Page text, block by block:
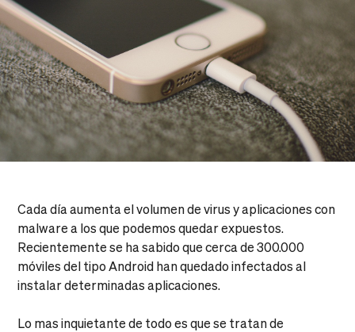
Cada día aumenta el volumen de virus y aplicaciones con
malware a los que podemos quedar expuestos.
Recientemente se ha sabido que cerca de 300.000
móviles del tipo Android han quedado infectados al
instalar determinadas aplicaciones.
Lo mas inquietante de todo es que se tratan de